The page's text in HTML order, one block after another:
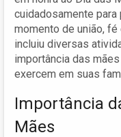
cuidadosamente
momento de união,
incluiu diversas
importância das
exercem em suas
Importância
Mães